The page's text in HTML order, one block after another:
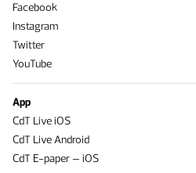
Facebook
Instagram
Twitter
YouTube
App
CdT Live iOS
CdT Live Android
CdT E-paper – iOS